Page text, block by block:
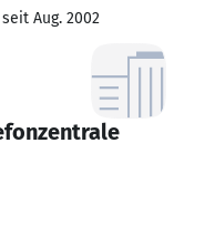
Aug. 2002